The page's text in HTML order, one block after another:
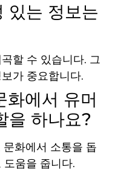
있는 정보는
할 수 있습니다. 그
가 중요합니다.
에서 유머
을 하나요?
화에서 소통을 돕
움을 줍니다.